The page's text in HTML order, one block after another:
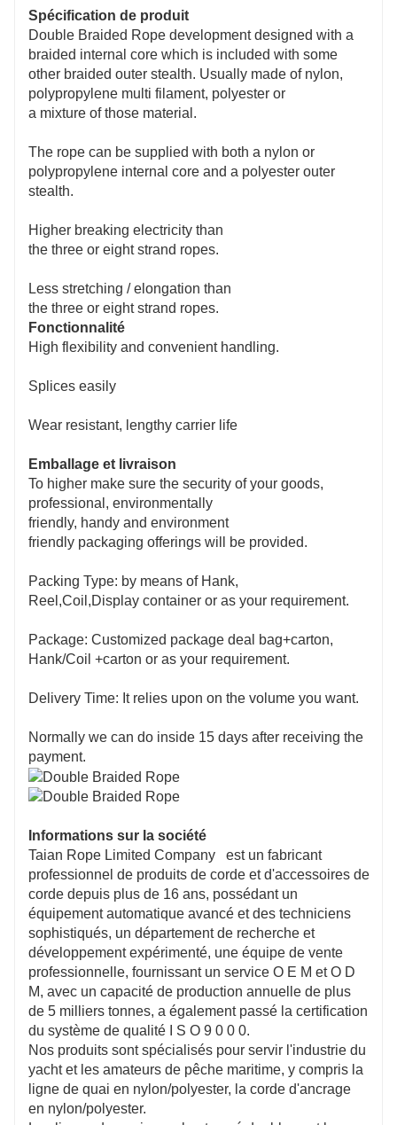
Spécification de produit
Double Braided Rope development designed with a
braided internal core which is included with some
other braided outer stealth. Usually made of nylon,
polypropylene multi filament, polyester or
a mixture of those material.
The rope can be supplied with both a nylon or
polypropylene internal core and a polyester outer
stealth.
Higher breaking electricity than
the three or eight strand ropes.
Less stretching / elongation than
the three or eight strand ropes.
Fonctionnalité
High flexibility and convenient handling.
Splices easily
Wear resistant, lengthy carrier life
Emballage et livraison
To higher make sure the security of your goods,
professional, environmentally
friendly, handy and environment
friendly packaging offerings will be provided.
Packing Type: by means of Hank,
Reel,Coil,Display container or as your requirement.
Package: Customized package deal bag+carton,
Hank/Coil +carton or as your requirement.
Delivery Time: It relies upon on the volume you want.
Normally we can do inside 15 days after receiving the
payment.
Informations sur la société
Taian Rope Limited Company est un fabricant
professionnel de produits de corde et d'accessoires de
corde depuis plus de 16 ans, possédant un
équipement automatique avancé et des techniciens
sophistiqués, un département de recherche et
développement expérimenté, une équipe de vente
professionnelle, fournissant un service O E M et O D
M, avec un capacité de production annuelle de plus
de 5 milliers tonnes, a également passé la certification
du système de qualité I S O 9 0 0 0.
Nos produits sont spécialisés pour servir l'industrie du
yacht et les amateurs de pêche maritime, y compris la
ligne de quai en nylon/polyester, la corde d'ancrage
en nylon/polyester.